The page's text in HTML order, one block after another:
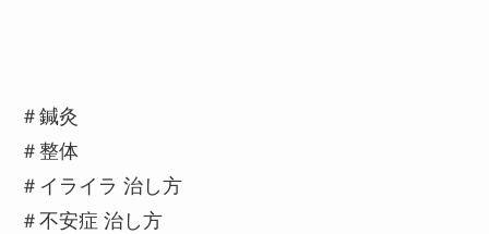
＃鍼灸
＃整体
＃イライラ 治し方
＃不安症 治し方